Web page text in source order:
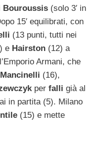
Bouroussis (solo 3′ in
15′ equilibrati, con
(13 punti, tutti nei
e Hairston (12) a
Armani, che
Mancinelli (16),
per falli già al
in partita (5). Milano
(15) e mette